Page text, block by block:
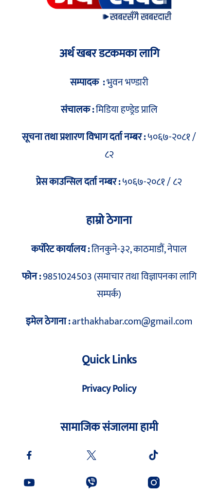
अर्थ खबर डटकमका लागि
सम्पादक :भुवन भण्डारी
संचालक :मिडिया हण्ड्रेड प्रालि
सूचना तथा प्रशारण विभाग दर्ता नम्बर :५०६७-२०८१ /
८२
प्रेस काउन्सिल दर्ता नम्बर :५०६७-२०८१ / ८२
हाम्रो ठेगाना
कर्पोरेट कार्यालय :तिनकुने-३२, काठमाडौं, नेपाल
फोन :9851024503 (समाचार तथा विज्ञापनका लागि
सम्पर्क)
इमेल ठेगाना :arthakhabar.com@gmail.com
Quick Links
Privacy Policy
सामाजिक संजालमा हामी